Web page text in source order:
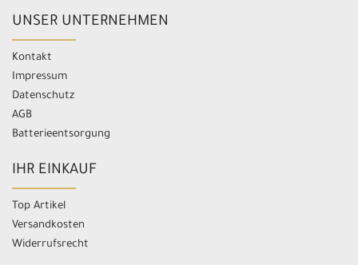
UNSER UNTERNEHMEN
Kontakt
Impressum
Datenschutz
AGB
Batterieentsorgung
IHR EINKAUF
Top Artikel
Versandkosten
Widerrufsrecht